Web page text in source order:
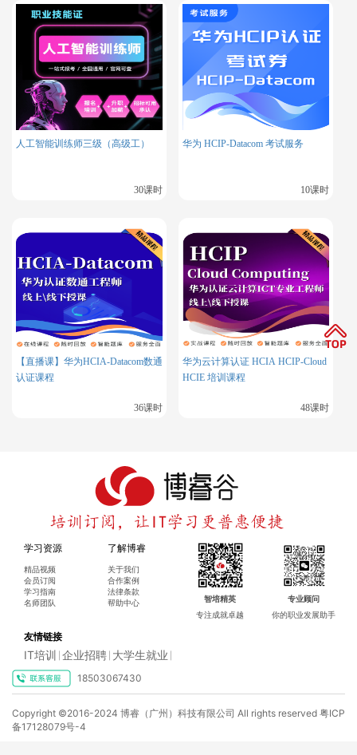
（RHCA）的证书。这是对你在红帽企业解决方案架构
方面深厚技能和广泛知识的官方认可。
在追求RHCA认证的过程中，选择一家专业的培训机构
显得尤为重要。博睿谷·博睿慕课作为专业的IT培训与认
证课程订阅服务平台，提供了针对RHCA认证的高质量
培训课程，如RHCA-CL210-OpenStack培训等，旨在
帮助学员系统地掌握所需知识和技能，为成功获得RHC
A认证奠定坚实基础。
博睿谷·博睿慕课的RHCA培训课程不仅覆盖了RHCA认
人工智能训练师三级（高级工）
30课时
华为 HCIP-Datacom 考试服务
10课时
【直播课】华为HCIA-Datacom数通
认证课程
36课时
华为云计算认证 HCIA HCIP-Cloud
HCIE 培训课程
48课时
学习资源
精品视频
会员订阅
学习指南
名师团队
了解博睿
关于我们
合作案例
法律条款
帮助中心
智培精英
专注成就卓越
专业顾问
你的职业发展助手
友情链接
IT培训 企业招聘 大学生就业
18503067430
Copyright ©2016-2024 博睿（广州）科技有限公司 All rights reserved 粤ICP
备17128079号-4